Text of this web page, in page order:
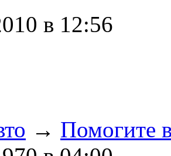
в 12:56
→ Помогите